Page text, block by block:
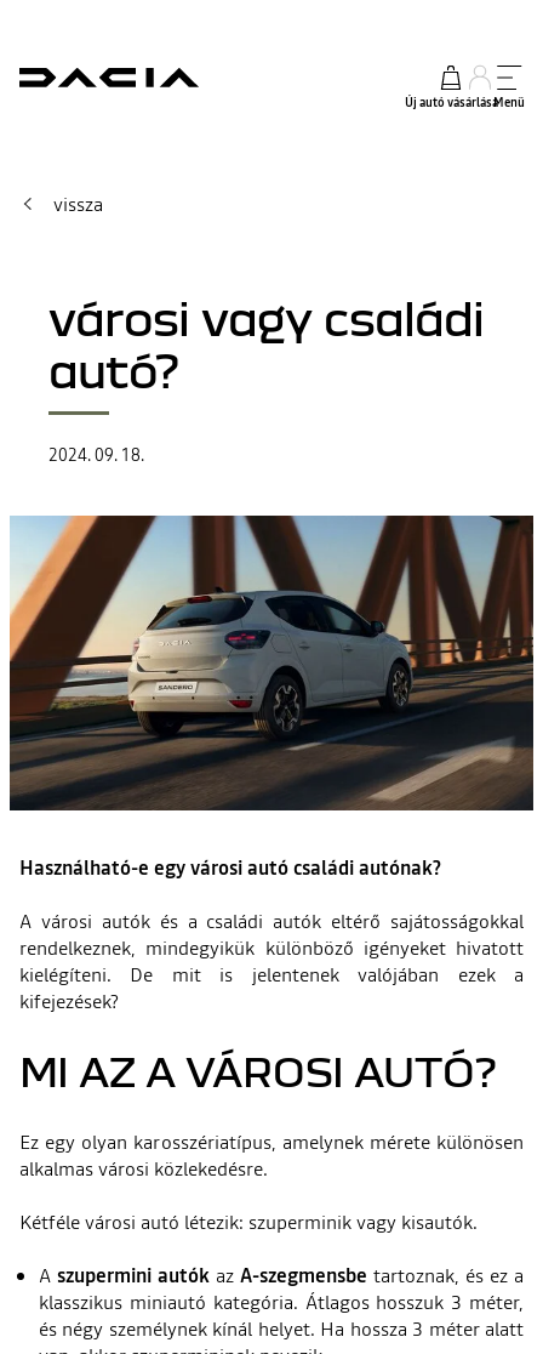
Új autó vásárlásaMenü
vissza
városi vagy családi
autó?
2024. 09. 18.
Használható-e egy városi autó családi autónak?
A városi autók és a családi autók eltérő sajátosságokkal
rendelkeznek, mindegyikük különböző igényeket hivatott
kielégíteni. De mit is jelentenek valójában ezek a
kifejezések?
MI AZ A VÁROSI AUTÓ?
Ez egy olyan karosszériatípus, amelynek mérete különösen
alkalmas városi közlekedésre.
Kétféle városi autó létezik: szuperminik vagy kisautók.
A szupermini autók az A-szegmensbe tartoznak, és ez a
klasszikus miniautó kategória. Átlagos hosszuk 3 méter,
és négy személynek kínál helyet. Ha hossza 3 méter alatt